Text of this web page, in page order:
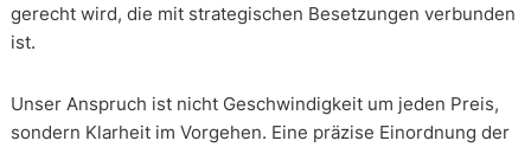
gerecht wird, die mit strategischen Besetzungen verbunden
ist.
Unser Anspruch ist nicht Geschwindigkeit um jeden Preis,
sondern Klarheit im Vorgehen. Eine präzise Einordnung der